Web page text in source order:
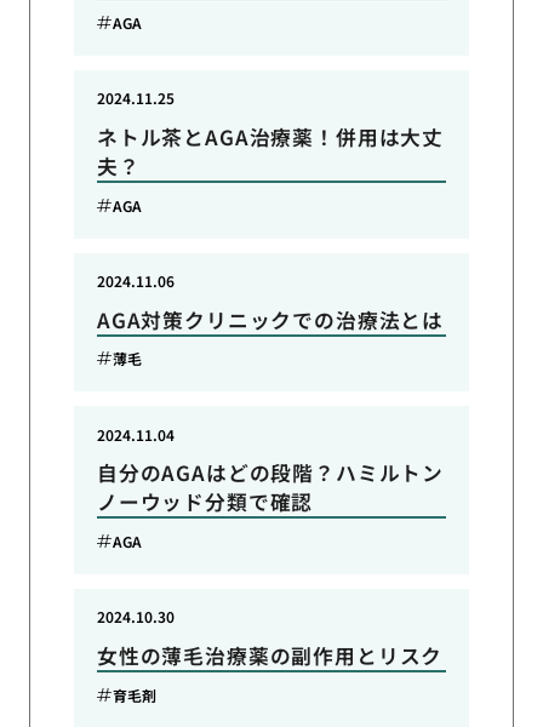
AGA
ネトル茶とAGA治療薬！併用は大丈
夫？
2024.11.25
AGA
AGA対策クリニックでの治療法とは
2024.11.06
薄毛
自分のAGAはどの段階？ハミルトン
ノーウッド分類で確認
2024.11.04
AGA
女性の薄毛治療薬の副作用とリスク
2024.10.30
育毛剤